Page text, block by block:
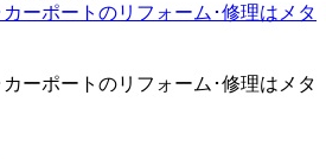
ーポートのリフォーム･修理はメタ
ーポートのリフォーム･修理はメタ